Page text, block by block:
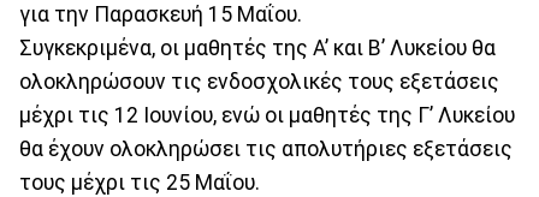
για την Παρασκευή 15 Μαΐου.
Συγκεκριμένα, οι μαθητές της Α’ και Β’ Λυκείου θα
ολοκληρώσουν τις ενδοσχολικές τους εξετάσεις
μέχρι τις 12 Ιουνίου, ενώ οι μαθητές της Γ’ Λυκείου
θα έχουν ολοκληρώσει τις απολυτήριες εξετάσεις
τους μέχρι τις 25 Μαΐου.